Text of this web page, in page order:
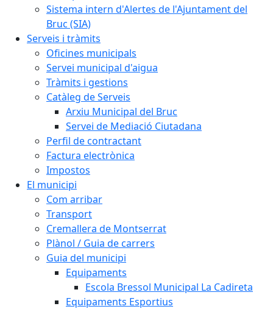
Sistema intern d'Alertes de l'Ajuntament del
Bruc (SIA)
Serveis i tràmits
Oficines municipals
Servei municipal d'aigua
Tràmits i gestions
Catàleg de Serveis
Arxiu Municipal del Bruc
Servei de Mediació Ciutadana
Perfil de contractant
Factura electrònica
Impostos
El municipi
Com arribar
Transport
Cremallera de Montserrat
Plànol / Guia de carrers
Guia del municipi
Equipaments
Escola Bressol Municipal La Cadireta
Equipaments Esportius